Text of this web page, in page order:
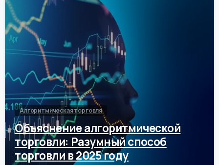
Алгоритмическая торговля
Объяснение алгоритмической
торговли: Разумный способ
торговли в 2025 году